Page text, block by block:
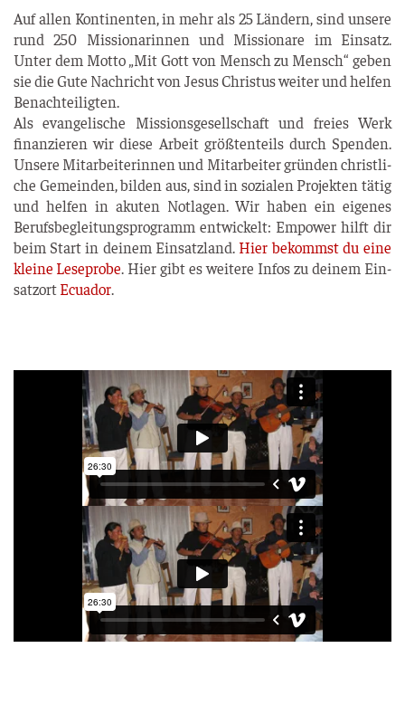
Auf allen Kon­ti­nen­ten, in mehr als 25 Län­dern, sind unse­re
rund 250 Mis­sio­na­rin­nen und Mis­sio­na­re im Ein­satz.
Unter dem Mot­to „Mit Gott von Mensch zu Mensch“ geben
sie die Gute Nach­richt von Jesus Chris­tus wei­ter und hel­fen
Benach­tei­lig­ten.
Als evan­ge­li­sche Mis­si­ons­ge­sell­schaft und frei­es Werk
finan­zie­ren wir die­se Arbeit größ­ten­teils durch Spen­den.
Unse­re Mit­ar­bei­te­rin­nen und Mit­ar­bei­ter grün­den christ­li­
che Gemein­den, bil­den aus, sind in sozia­len Pro­jek­ten tätig
und hel­fen in aku­ten Not­la­gen. Wir haben ein eige­nes
Berufs­be­glei­tungs­pro­gramm ent­wi­ckelt: Empower hilft dir
beim Start in dei­nem Ein­satz­land. Hier bekommst du eine
klei­ne Lese­pro­be. Hier gibt es wei­te­re Infos zu dei­nem Ein­
satz­ortEcua­dor.